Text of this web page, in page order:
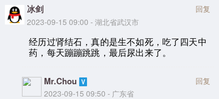
冰剑
2023-09-15 09:00 - 湖北省武汉市
回复
经历过肾结石，真的是生不如死，吃了四天中
药，每天蹦蹦跳跳，最后尿出来了。
Mr.Chou
2023-09-15 09:50 - 广东省
回复